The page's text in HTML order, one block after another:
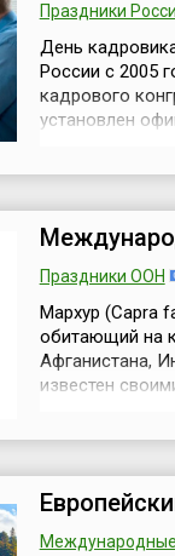
Праздники
День
России с 2005
кадрового
установлен
Праздники ООН
Мархур (Capra
обитающий на
Афганистана,
известен
сократилась в